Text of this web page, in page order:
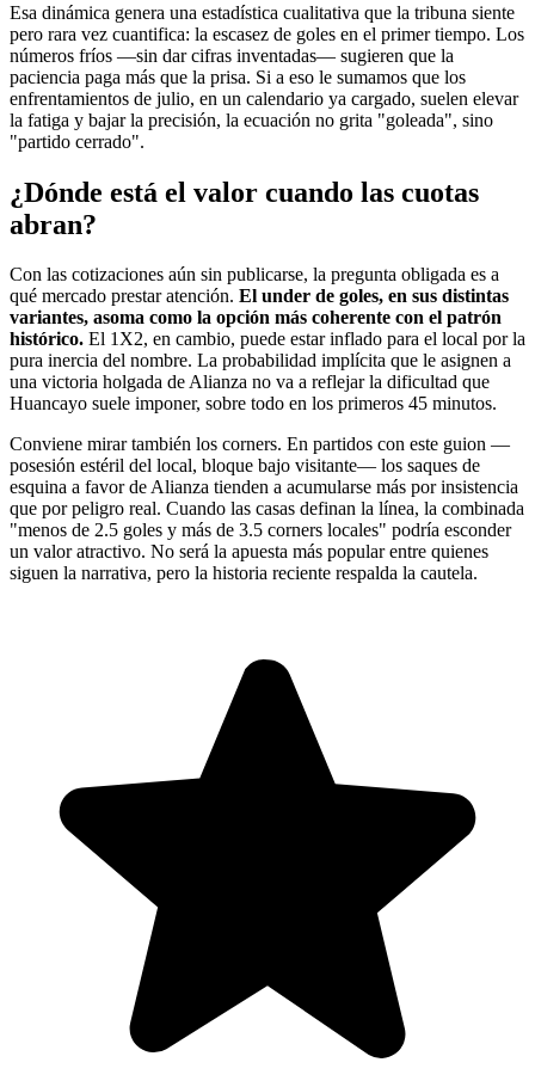
Esa dinámica genera una estadística cualitativa que la tribuna siente
pero rara vez cuantifica: la escasez de goles en el primer tiempo. Los
números fríos —sin dar cifras inventadas— sugieren que la
paciencia paga más que la prisa. Si a eso le sumamos que los
enfrentamientos de julio, en un calendario ya cargado, suelen elevar
la fatiga y bajar la precisión, la ecuación no grita "goleada", sino
"partido cerrado".
¿Dónde está el valor cuando las cuotas
abran?
Con las cotizaciones aún sin publicarse, la pregunta obligada es a
qué mercado prestar atención. El under de goles, en sus distintas
variantes, asoma como la opción más coherente con el patrón
histórico. El 1X2, en cambio, puede estar inflado para el local por la
pura inercia del nombre. La probabilidad implícita que le asignen a
una victoria holgada de Alianza no va a reflejar la dificultad que
Huancayo suele imponer, sobre todo en los primeros 45 minutos.
Conviene mirar también los corners. En partidos con este guion —
posesión estéril del local, bloque bajo visitante— los saques de
esquina a favor de Alianza tienden a acumularse más por insistencia
que por peligro real. Cuando las casas definan la línea, la combinada
"menos de 2.5 goles y más de 3.5 corners locales" podría esconder
un valor atractivo. No será la apuesta más popular entre quienes
siguen la narrativa, pero la historia reciente respalda la cautela.